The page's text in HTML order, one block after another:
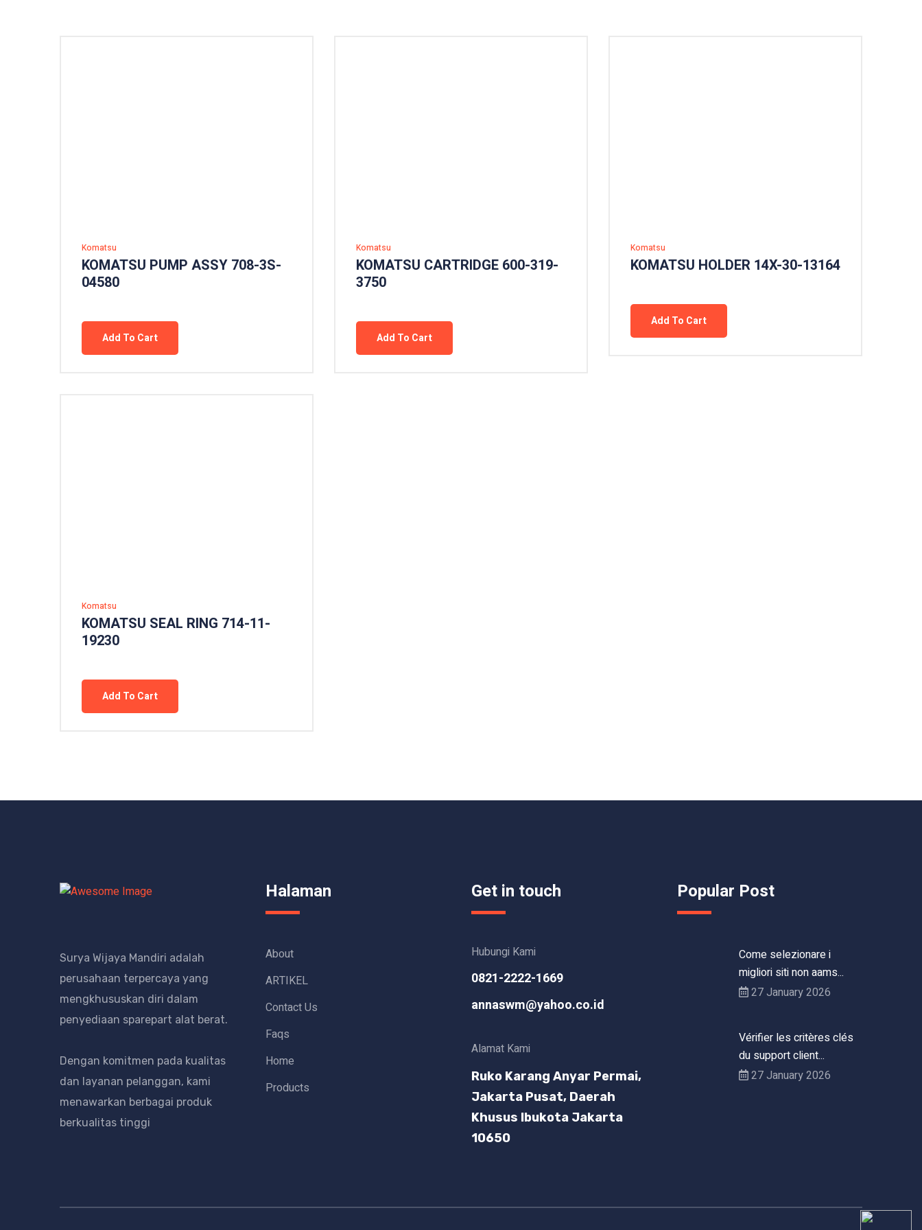
Komatsu
KOMATSU PUMP ASSY 708-3S-
04580
Add To Cart
Komatsu
KOMATSU CARTRIDGE 600-319-
3750
Add To Cart
Komatsu
KOMATSU HOLDER 14X-30-13164
Add To Cart
Komatsu
KOMATSU SEAL RING 714-11-
19230
Add To Cart
Surya Wijaya Mandiri adalah
perusahaan terpercaya yang
mengkhususkan diri dalam
penyediaan sparepart alat berat.
Dengan komitmen pada kualitas
dan layanan pelanggan, kami
menawarkan berbagai produk
berkualitas tinggi
Halaman
About
ARTIKEL
Contact Us
Faqs
Home
Products
Get in touch
Hubungi Kami
0821-2222-1669
annaswm@yahoo.co.id
Alamat Kami
Ruko Karang Anyar Permai,
Jakarta Pusat, Daerah
Khusus Ibukota Jakarta
10650
Popular Post
Come selezionare i
migliori siti non aams...
27 January 2026
Vérifier les critères clés
du support client...
27 January 2026